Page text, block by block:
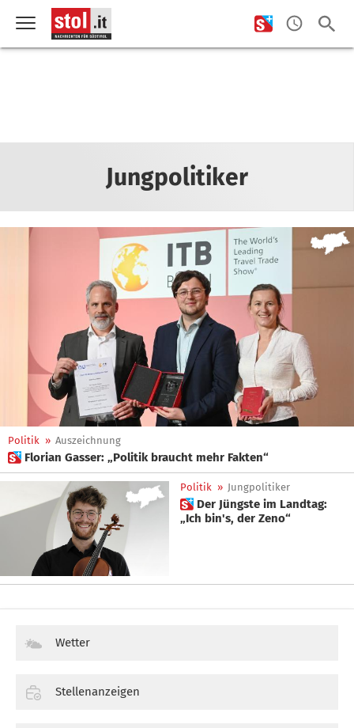
Jungpolitiker
Politik » Auszeichnung
 Florian Gasser: „Politik braucht mehr Fakten“
Politik » Jungpolitiker
 Der Jüngste im Landtag:
„Ich bin's, der Zeno“
Wetter
Stellenanzeigen